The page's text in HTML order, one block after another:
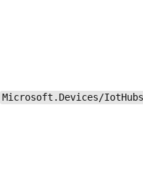
Microsoft.Devices/